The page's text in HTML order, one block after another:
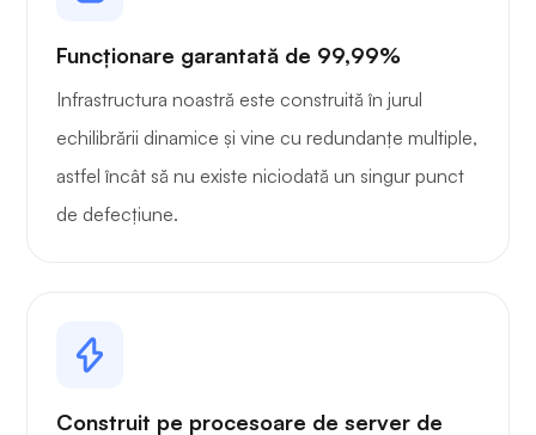
Funcționare garantată de 99,99%
Infrastructura noastră este construită în jurul
echilibrării dinamice și vine cu redundanțe multiple,
astfel încât să nu existe niciodată un singur punct
de defecțiune.
Construit pe procesoare de server de